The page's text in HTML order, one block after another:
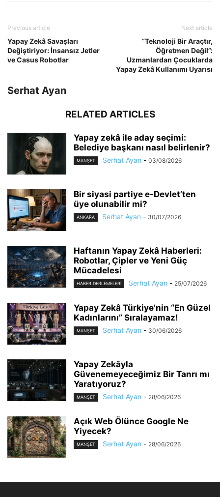
Previous article
Yapay Zekâ Savaşları
Değiştiriyor: İnsansız Jetler
ve Casus Robotlar
Next article
“Teknoloji Bir Araçtır,
Öğretmen Değil”:
Uzmanlardan Çocuklarda
Yapay Zekâ Kullanımı Uyarısı
Serhat Ayan
RELATED ARTICLES
Yapay zekâ ile aday seçimi:
Belediye başkanı nasıl belirlenir?
MANŞET Serhat Ayan - 03/08/2026
Bir siyasi partiye e-Devlet’ten
üye olunabilir mi?
ANKARA Serhat Ayan - 30/07/2026
Haftanın Yapay Zekâ Haberleri:
Robotlar, Çipler ve Yeni Güç
Mücadelesi
HABER DERLEMELERI Serhat Ayan - 25/07/2026
Yapay Zekâ Türkiye’nin “En Güzel
Kadınlarını” Sıralayamaz!
MANŞET Serhat Ayan - 30/06/2026
Yapay Zekâyla
Güvenemeyeceğimiz Bir Tanrı mı
Yaratıyoruz?
MANŞET Serhat Ayan - 28/06/2026
Açık Web Ölünce Google Ne
Yiyecek?
MANŞET Serhat Ayan - 28/06/2026